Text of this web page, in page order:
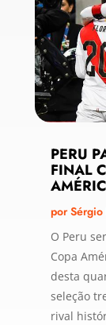
PERU
FINAL
porSérgio
O Peru
Copa
desta
seleção
rival